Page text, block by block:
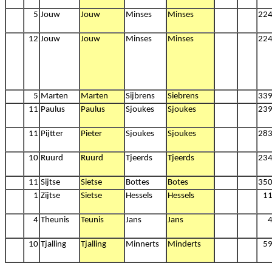
5 Jouw Jouw Minses Minses
12 Jouw Jouw Minses Minses
5 Marten Marten Sijbrens Siebrens
11 Paulus Paulus Sjoukes Sjoukes
11 Pijtter Pieter Sjoukes Sjoukes
10 Ruurd Ruurd Tjeerds Tjeerds
11 Sijtse Sietse Bottes Botes
1 Zijtse Sietse Hessels Hessels
4 Theunis Teunis Jans Jans
10 Tjalling Tjalling Minnerts Minderts